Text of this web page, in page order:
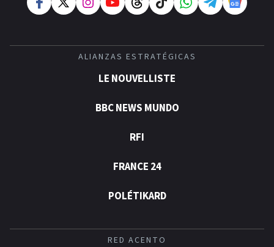
ALIANZAS ESTRATÉGICAS
LE NOUVELLISTE
BBC NEWS MUNDO
RFI
FRANCE 24
POLÉTIKARD
RED ACENTO